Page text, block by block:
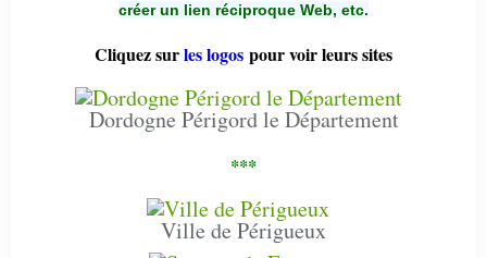
créer un lien réciproque Web, etc.
Cliquez surles logos pour voir leurs sites
Dordogne Périgord le Département
***
Ville de Périgueux